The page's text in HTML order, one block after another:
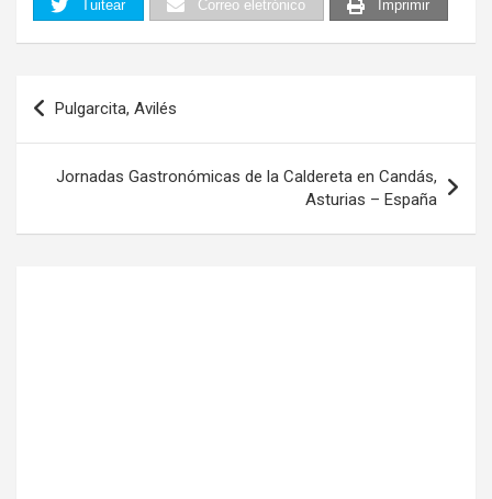
Tuitear Correo eletrónico Imprimir
Navegación
de
entradas
Pulgarcita, Avilés
Jornadas Gastronómicas de la Caldereta en Candás,
Asturias – España